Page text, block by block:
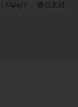
Alipay）、微信支付